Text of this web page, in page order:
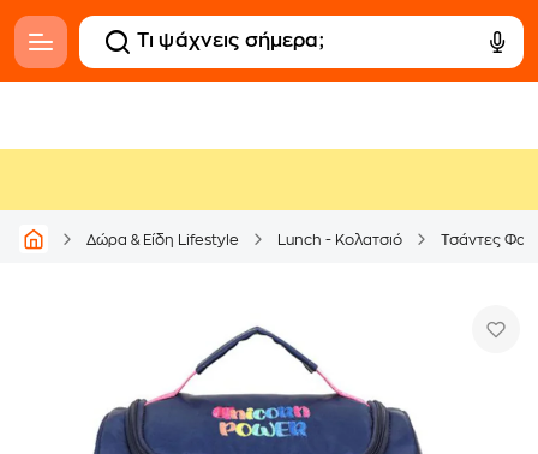
Δώρα & Είδη Lifestyle Lunch - Κολατσιό Τσάντες